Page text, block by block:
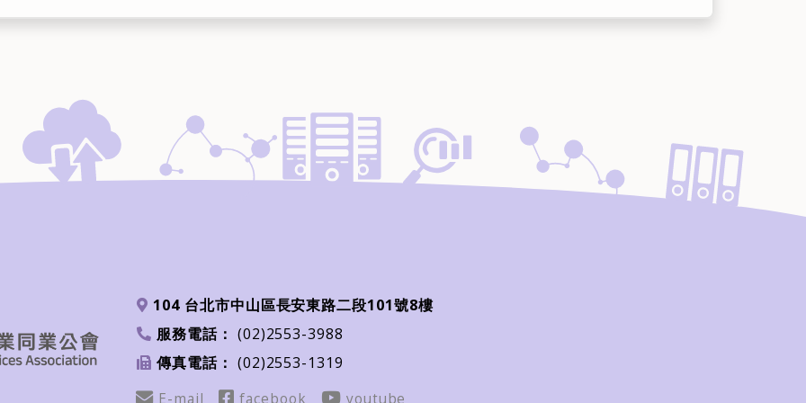
地址
104 台北市中山區長安東路二段101號8樓
電話
服務電話： (02)2553-3988
傳真
傳真電話： (02)2553-1319
Email
E-mail FB
facebook youtube
youtube